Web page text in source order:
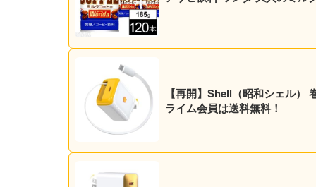
【再開】Shell（昭和シェル）
ライム会員は送料無料！